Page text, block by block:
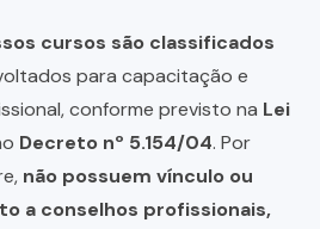
cursos são classificados
para capacitação e
conforme previsto na Lei
Decreto nº 5.154/04. Por
não possuem vínculo ou
a conselhos profissionais,